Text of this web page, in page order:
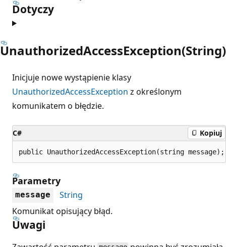
Dotyczy
UnauthorizedAccessException(String)
Inicjuje nowe wystąpienie klasy
UnauthorizedAccessException z określonym
komunikatem o błędzie.
C# Kopiuj
public UnauthorizedAccessException(string message);
Parametry
message
String
Komunikat opisujący błąd.
Uwagi